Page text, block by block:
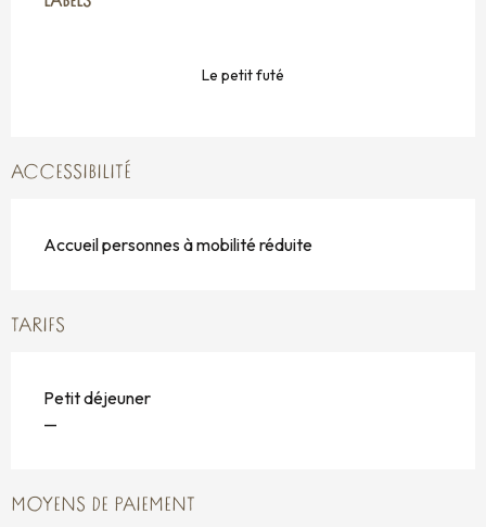
Le petit futé
ACCESSIBILITÉ
Accueil personnes à mobilité réduite
TARIFS
Petit déjeuner
—
MOYENS DE PAIEMENT